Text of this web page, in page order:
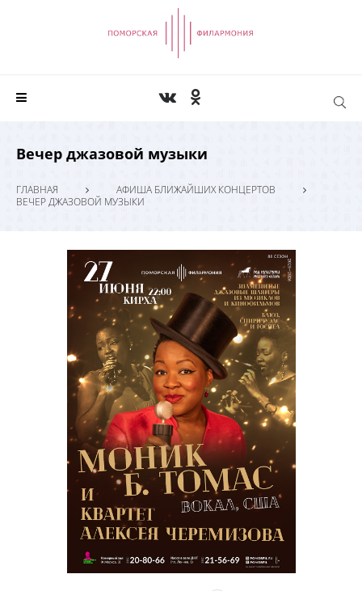
Вечер джазовой музыки
ГЛАВНАЯ
АФИША БЛИЖАЙШИХ КОНЦЕРТОВ
ВЕЧЕР ДЖАЗОВОЙ МУЗЫКИ